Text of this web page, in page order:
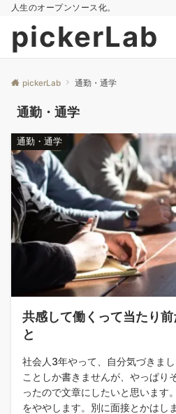
人生のオープンソース化。
pickerLab
pickerLab 通勤・通学
通勤・通学
通勤・通学
共感して働くって当たり
と
社会人3年やって、自分気づきま
ことしか書きませんが、やっぱり
ったので文章にしたいと思いま
をややします。別に面接とかはし